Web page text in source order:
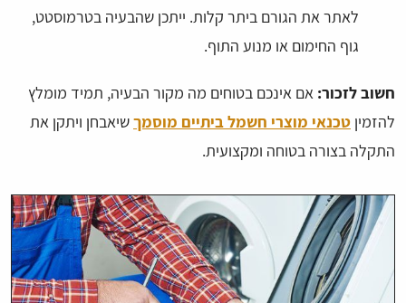
לאתר את הגורם ביתר קלות. ייתכן שהבעיה בטרמוסטט,
גוף החימום או מנוע התוף.
חשוב לזכור: אם אינכם בטוחים מה מקור הבעיה, תמיד מומלץ
להזמין טכנאי מוצרי חשמל ביתיים מוסמךשיאבחן ויתקן את
התקלה בצורה בטוחה ומקצועית.